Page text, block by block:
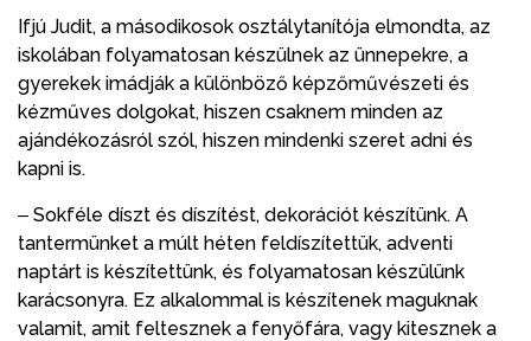
Ifjú Judit, a másodikosok osztálytanítója elmondta, az
iskolában folyamatosan készülnek az ünnepekre, a
gyerekek imádják a különböző képzőművészeti és
kézműves dolgokat, hiszen csaknem minden az
ajándékozásról szól, hiszen mindenki szeret adni és
kapni is.
‒ Sokféle díszt és díszítést, dekorációt készítünk. A
tantermünket a múlt héten feldíszítettük, adventi
naptárt is készítettünk, és folyamatosan készülünk
karácsonyra. Ez alkalommal is készítenek maguknak
valamit, amit feltesznek a fenyőfára, vagy kitesznek a